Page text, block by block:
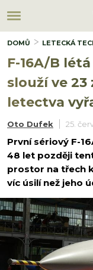
DOMŮ LETECKÁ
F-16A/B
slouží ve 23
letectva
Oto Dufek 25.
První sériový F-
48 let později
prostor na třech
víc úsilí než jeho